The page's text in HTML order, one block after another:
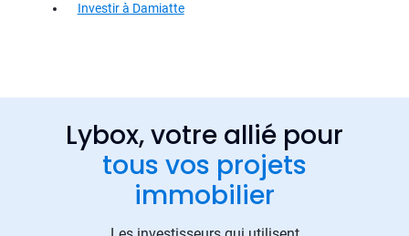
Investir à Damiatte
Lybox, votre allié pour
tous vos projets
immobilier